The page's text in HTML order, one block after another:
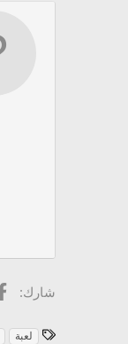
شارك:
ا لعبة